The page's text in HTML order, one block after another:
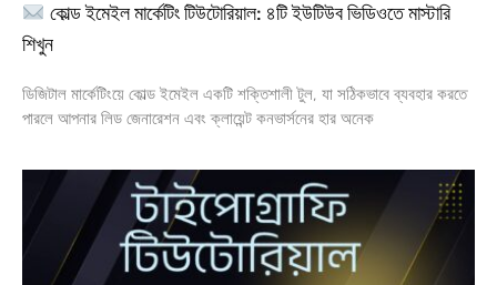
কোল্ড ইমেইল মার্কেটিং টিউটোরিয়াল: ৪টি ইউটিউব ভিডিওতে মাস্টারি
শিখুন
ডিজিটাল মার্কেটিংয়ে কোল্ড ইমেইল একটি শক্তিশালী টুল, যা সঠিকভাবে ব্যবহার করতে
পারলে আপনার লিড জেনারেশন এবং ক্লায়েন্ট কনভার্সনের হার অনেক